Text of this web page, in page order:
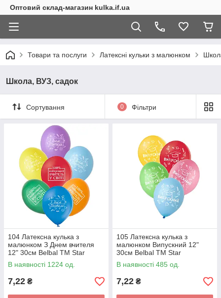
Оптовий склад-магазин kulka.if.ua
Товари та послуги Латексні кульки з малюнком
Школа, ВУЗ, садок
Сортування 0 Фільтри
104 Латексна кулька з
малюнком З Днем вчителя
12" 30см Belbal ТМ Star
В наявності 1224 од.
7,22 ₴
105 Латексна кулька з
малюнком Випускний 12"
30см Belbal ТМ Star
В наявності 485 од.
7,22 ₴